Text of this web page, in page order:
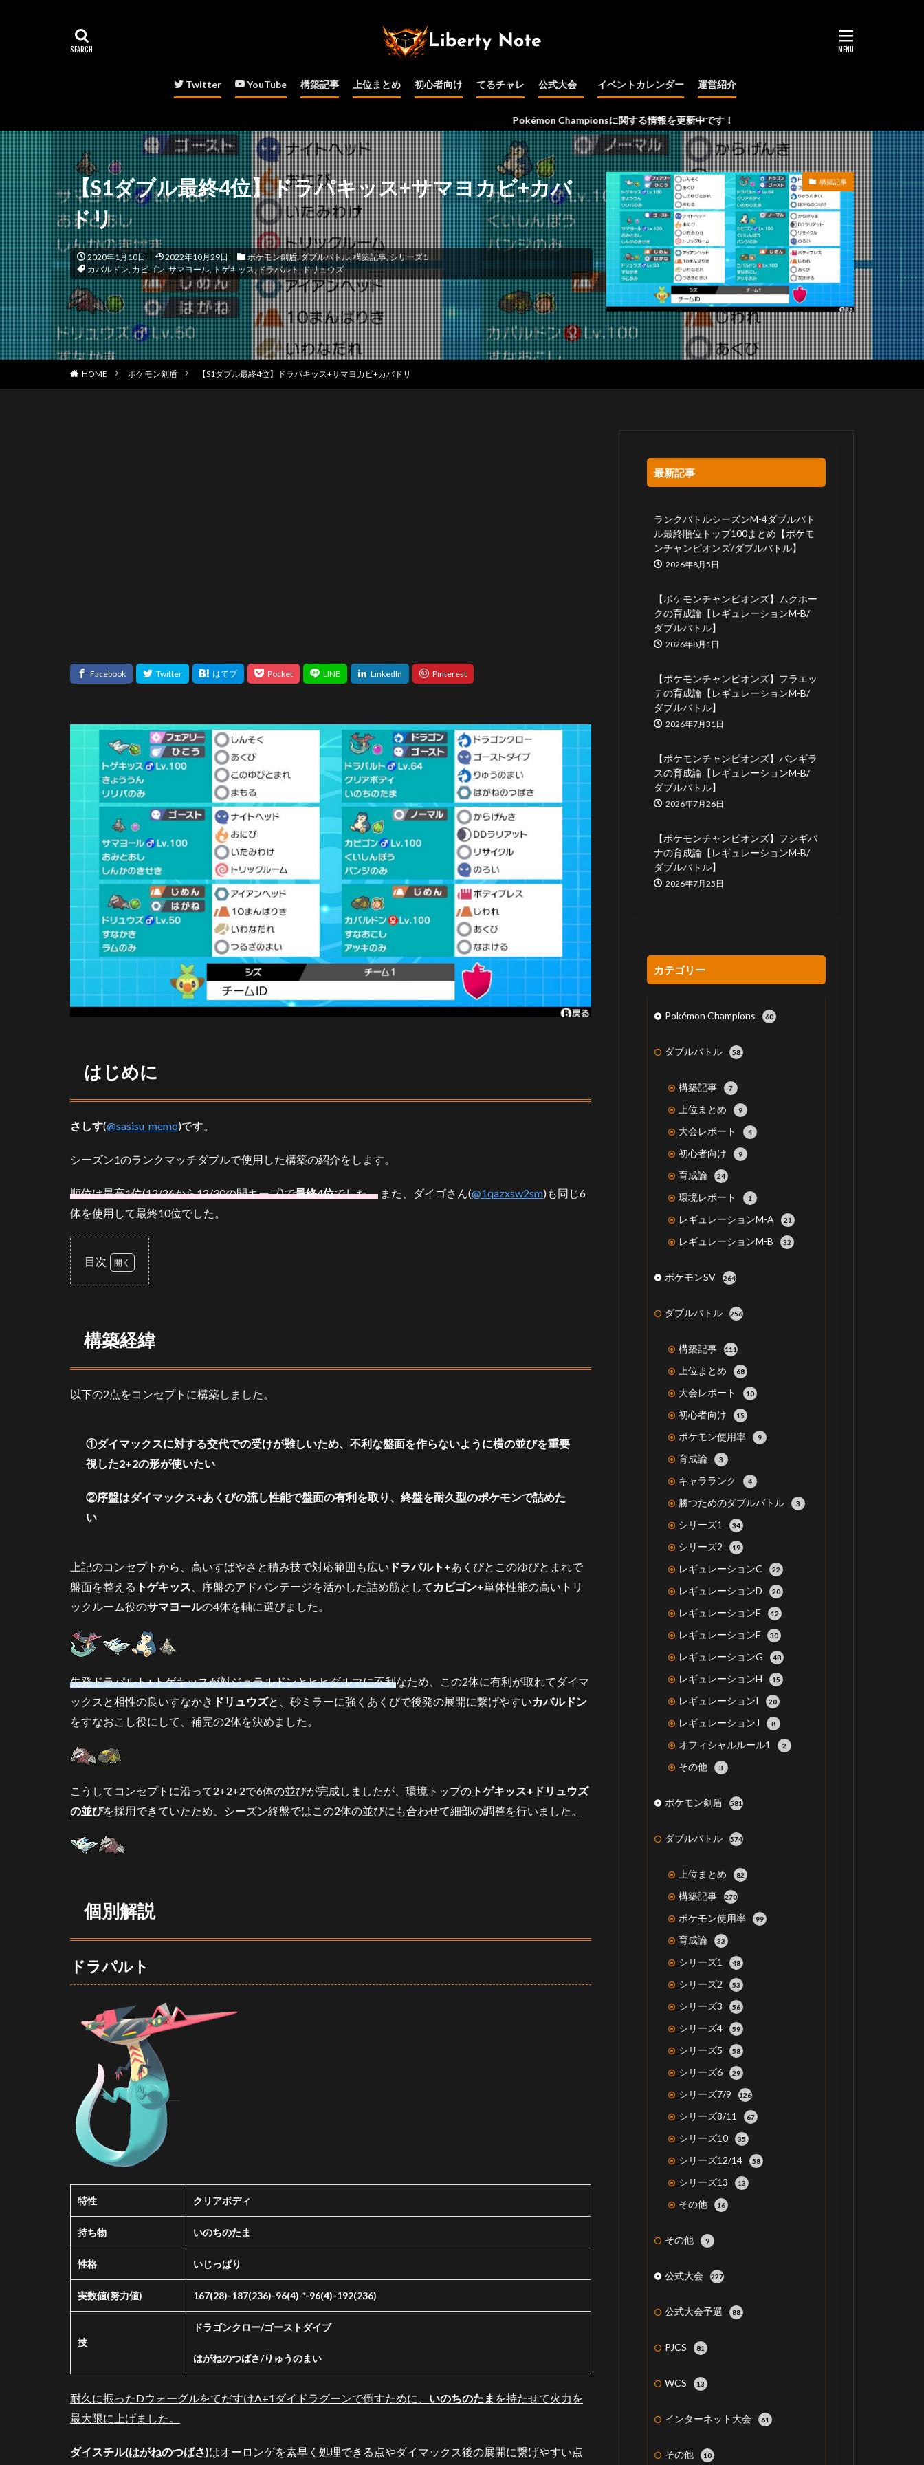
Twitter YouTube 構築記事 上位まとめ 初心者向け てるチャレ 公式大会
インターネット大会
イベントカレンダー 運営紹介
Pokémon Championsに関する情報を更新中です！
【S1ダブル最終4位】ドラパキッス+サマヨカビ+カバ
ドリ
2020年1月10日 2022年10月29日 ポケモン剣盾, ダブルバトル, 構築記事, シリーズ1
カバルドン,カビゴン,サマヨール,トゲキッス,ドラパルト,ドリュウズ
構築記事
HOME ポケモン剣盾 【S1ダブル最終4位】ドラパキッス+サマヨカビ+カバドリ
はじめに
さしす(@sasisu_memo)です。
シーズン1のランクマッチダブルで使用した構築の紹介をします。
順位は最高1位(12/26から12/30の間キープ)で最終4位でした。 また、ダイゴさん(@1qazxsw2sm)も同じ6
体を使用して最終10位でした。
目次
に
築
3
個
解
説
パル
ト
トゲ
キッ
ス
カビ
ゴン
3.4
ヨー
ル
3.5
ドリ
ズ
ン
選
出
4.1
①
4.2
②
4.3
選出
に
6
参
考
ン
ク
パ
テ
作
成
構築経緯
以下の2点をコンセプトに構築しました。
①ダイマックスに対する交代での受けが難しいため、不利な盤面を作らないように横の並びを重要
視した2+2の形が使いたい
②序盤はダイマックス+あくびの流し性能で盤面の有利を取り、終盤を耐久型のポケモンで詰めた
い
上記のコンセプトから、高いすばやさと積み技で対応範囲も広い ドラパルト +あくびとこのゆびとまれで
盤面を整える トゲキッス 、序盤のアドバンテージを活かした詰め筋として カビゴン+単体性能の高いトリ
ックルーム役のサマヨールの4体を軸に選びました。
先発ドラパルト+トゲキッスが対ジュラルドンとヒヒダルマに不利なため、この2体に有利が取れてダイマ
ックスと相性の良いすなかき ドリュウズと、砂ミラーに強くあくびで後発の展開に繋げやすいカバルドン
をすなおこし役にして、補完の2体を決めました。
こうしてコンセプトに沿って2+2+2で6体の並びが完成しましたが、 環境トップの トゲキッス+ドリュウズ
の並びを採用できていたため、シーズン終盤ではこの2体の並びにも合わせて細部の調整を行いました。
個別解説
ドラパルト
特性 クリアボディ
持ち物 いのちのたま
性格 いじっぱり
実数値(努力値) 167(28)-187(236)-96(4)-*-96(4)-192(236)
技
ドラゴンクロー/ゴーストダイブ
はがねのつばさ/りゅうのまい
耐久に振ったDウォーグルをてだすけA+1ダイドラグーンで倒すために、 いのちのたま を持たせて火力を
最大限に上げました。
ダイスチル(はがねのつばさ)はオーロンゲを素早く処理できる点やダイマックス後の展開に繋げやすい点
最新記事
ランクバトルシーズンM-4ダブルバト
ル最終順位トップ100まとめ【ポケモ
ンチャンピオンズ/ダブルバトル】
2026年8月5日
【ポケモンチャンピオンズ】ムクホー
クの育成論【レギュレーションM-B/
ダブルバトル】
2026年8月1日
【ポケモンチャンピオンズ】フラエッ
テの育成論【レギュレーションM-B/
ダブルバトル】
2026年7月31日
【ポケモンチャンピオンズ】バンギラ
スの育成論【レギュレーションM-B/
ダブルバトル】
2026年7月26日
【ポケモンチャンピオンズ】フシギバ
ナの育成論【レギュレーションM-B/
ダブルバトル】
2026年7月25日
カテゴリー
Pokémon Champions 60
ダブルバトル 58
構築記事 7
上位まとめ 9
大会レポート 4
初心者向け 9
育成論 24
環境レポート 1
レギュレーションM-A 21
レギュレーションM-B 32
ポケモンSV 264
ダブルバトル 256
構築記事 111
上位まとめ 68
大会レポート 10
初心者向け 15
ポケモン使用率 9
育成論 3
キャラランク 4
勝つためのダブルバトル 3
シリーズ1 34
シリーズ2 19
レギュレーションC 22
レギュレーションD 20
レギュレーションE 12
レギュレーションF 30
レギュレーションG 48
レギュレーションH 15
レギュレーションI 20
レギュレーションJ 8
オフィシャルルール1 2
その他 3
ポケモン剣盾 581
ダブルバトル 574
上位まとめ 82
構築記事 270
ポケモン使用率 99
育成論 33
シリーズ1 48
シリーズ2 53
シリーズ3 56
シリーズ4 59
シリーズ5 58
シリーズ6 29
シリーズ7/9 126
シリーズ8/11 67
シリーズ10 35
シリーズ12/14 58
シリーズ13 13
その他 16
その他 9
公式大会 227
公式大会予選 88
PJCS 81
WCS 13
インターネット大会 61
その他 10